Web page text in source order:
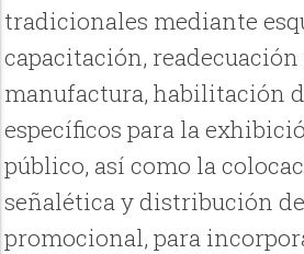
tradicionales mediante
capacitación, readecuación
manufactura, habilitación
específicos para la
público, así como la
señalética y distribución
promocional, para